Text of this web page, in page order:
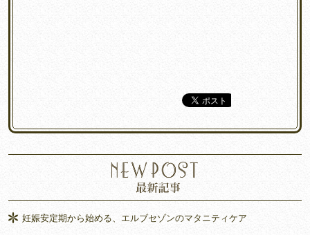
妊娠安定期から始める、エルブセゾンのマタニティケア